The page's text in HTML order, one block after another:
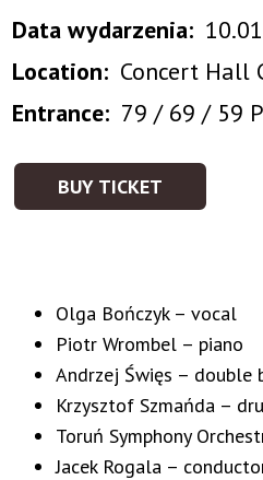
Data wydarzenia
Location
Concert Hall
Entrance
79 / 69 / 59
BUY TICKET
Olga Bończyk – vocal
Piotr Wrombel – piano
Andrzej Święs – double
Krzysztof Szmańda –
Toruń Symphony
Jacek Rogala –